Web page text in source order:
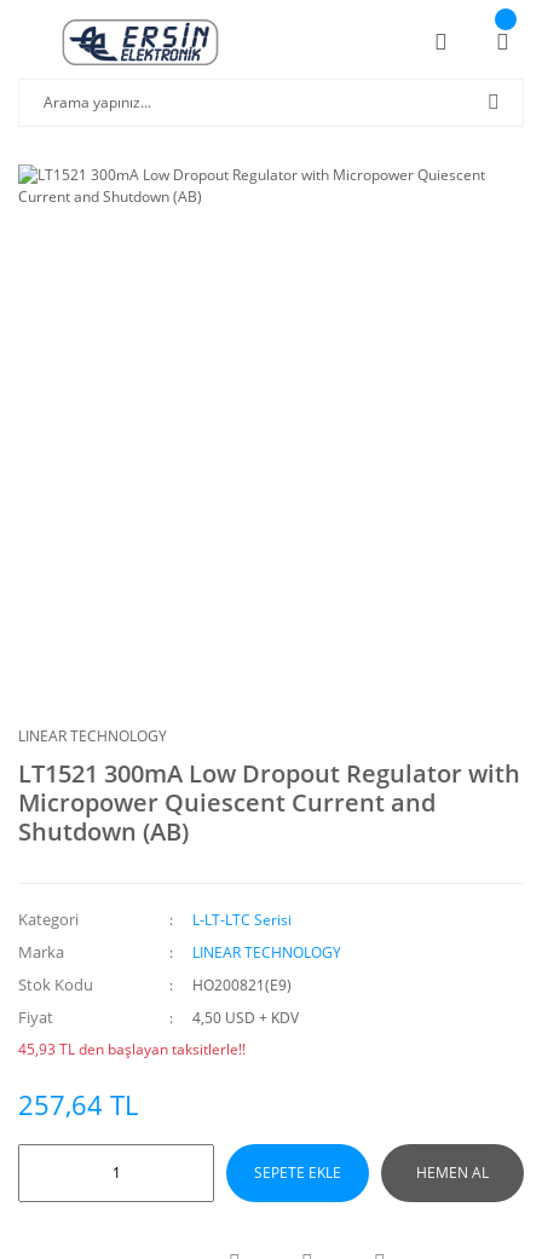
LINEAR TECHNOLOGY
LT1521 300mA Low Dropout Regulator with
Micropower Quiescent Current and
Shutdown (AB)
Kategori L-LT-LTC Serisi
Marka LINEAR TECHNOLOGY
Stok Kodu HO200821(E9)
Fiyat
4,50 USD + KDV
45,93 TL den başlayan taksitlerle!!
257,64 TL
SEPETE EKLE HEMEN AL